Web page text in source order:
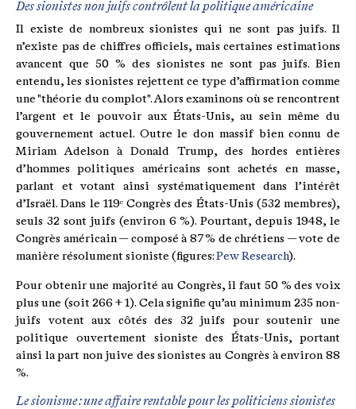
Des sionistes non juifs contrôlent la politique américaine
Il existe de nombreux sionistes qui ne sont pas juifs. Il
n’existe pas de chiffres officiels, mais certaines estimations
avancent que 50 % des sionistes ne sont pas juifs. Bien
entendu, les sionistes rejettent ce type d’affirmation comme
une "théorie du complot". Alors examinons où se rencontrent
l’argent et le pouvoir aux États-Unis, au sein même du
gouvernement actuel. Outre le don massif bien connu de
Miriam Adelson à Donald Trump, des hordes entières
d’hommes politiques américains sont achetés en masse,
parlant et votant ainsi systématiquement dans l’intérêt
d’Israël. Dans le 119ᵉ Congrès des États-Unis (532 membres),
seuls 32 sont juifs (environ 6 %). Pourtant, depuis 1948, le
Congrès américain — composé à 87 % de chrétiens — vote de
manière résolument sioniste (figures: Pew Research).
Pour obtenir une majorité au Congrès, il faut 50 % des voix
plus une (soit 266 + 1). Cela signifie qu’au minimum 235 non-
juifs votent aux côtés des 32 juifs pour soutenir une
politique ouvertement sioniste des États-Unis, portant
ainsi la part non juive des sionistes au Congrès à environ 88
%.
Le sionisme : une affaire rentable pour les politiciens sionistes